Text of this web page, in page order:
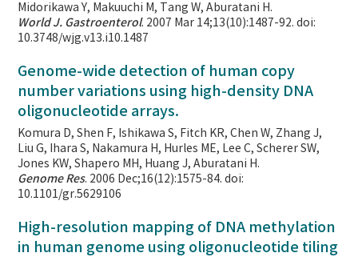
Midorikawa Y, Makuuchi M, Tang W, Aburatani H.
World J. Gastroenterol. 2007 Mar 14;13(10):1487-92. doi:
10.3748/wjg.v13.i10.1487
Genome-wide detection of human copy
number variations using high-density DNA
oligonucleotide arrays.
Komura D, Shen F, Ishikawa S, Fitch KR, Chen W, Zhang J,
Liu G, Ihara S, Nakamura H, Hurles ME, Lee C, Scherer SW,
Jones KW, Shapero MH, Huang J, Aburatani H.
Genome Res. 2006 Dec;16(12):1575-84. doi:
10.1101/gr.5629106
High-resolution mapping of DNA methylation
in human genome using oligonucleotide tiling